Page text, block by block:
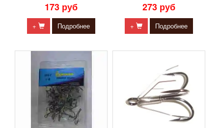
173 руб
+ Подробнее
273 руб
+ Подробнее